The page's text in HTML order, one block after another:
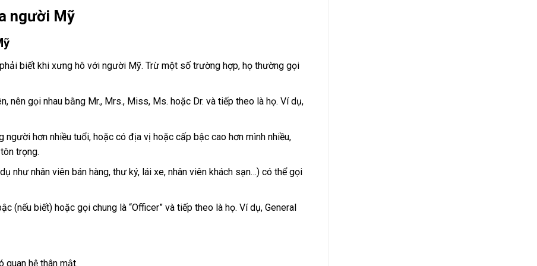
người Mỹ
biết khi xưng hô với người Mỹ. Trừ một số trường hợp, họ thường gọi
gọi nhau bằng Mr., Mrs., Miss, Ms. hoặc Dr. và tiếp theo là họ. Ví dụ,
hơn nhiều tuổi, hoặc có địa vị hoặc cấp bậc cao hơn mình nhiều,
trọng.
như nhân viên bán hàng, thư ký, lái xe, nhân viên khách sạn…) có thể gọi
(nếu biết) hoặc gọi chung là “Officer” và tiếp theo là họ. Ví dụ, General
hệ thân mật.